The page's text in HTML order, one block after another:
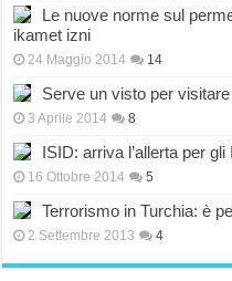
Le nuove norme sul
ikamet izni
24 Maggio 2014 14
Serve un visto per
3 Aprile 2014 8
ISID: arriva l’allerta per gli
16 Ottobre 2014 5
Terrorismo in Turchia: è
2 Settembre 2013 4